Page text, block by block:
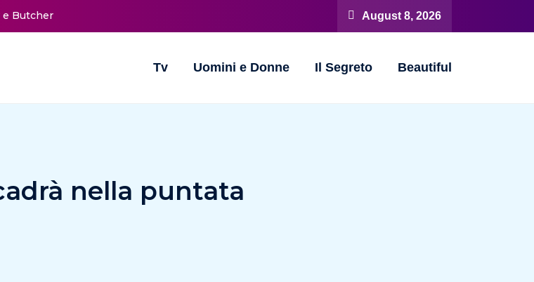
e Butcher August 8, 2026
Tv Uomini e Donne Il Segreto Beautiful
nella puntata